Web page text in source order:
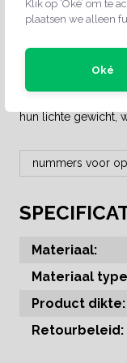
Klik op ‘Oké’ om te
plaatsen we alleen
Oké
bijvoorbeeld voor
Polystyreen
De polystyreen
alles is mogelijk.
hun lichte gewicht,
nummers voor op
Materiaal:
Materiaal
Product dikte:
Retourbeleid: